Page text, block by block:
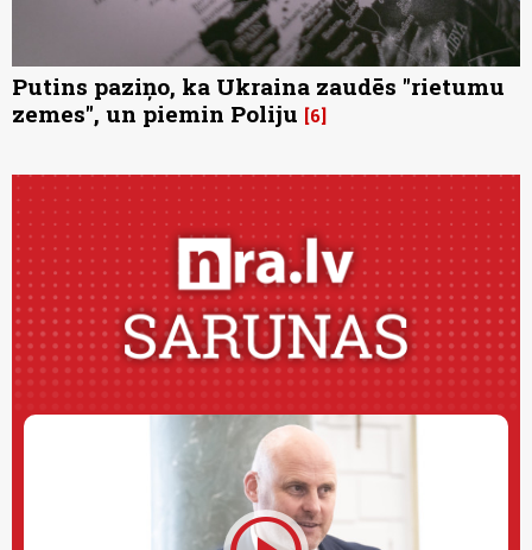
Putins paziņo, ka Ukraina zaudēs "rietumu
zemes", un piemin Poliju 6